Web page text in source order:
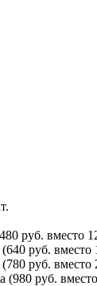
руб. вместо
руб. вместо
руб. вместо
(980 руб.